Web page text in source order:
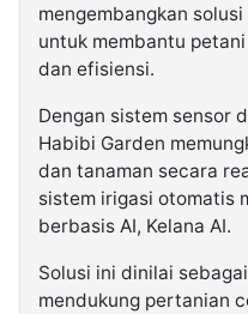
mengembangkan
untuk membantu
dan efisiensi.
Dengan sistem sensor
Habibi Garden
dan tanaman secara
sistem irigasi otomatis
berbasis AI, Kelana AI.
Solusi ini dinilai
mendukung pertanian